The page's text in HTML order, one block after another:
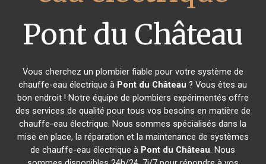
Pont du Château
Vous cherchez un plombier fiable pour votre système de
chauffe-eau électrique à Pont du Château ? Vous êtes au
bon endroit ! Notre équipe de plombiers expérimentés offre
des services de qualité pour tous vos besoins en matière de
chauffe-eau électrique. Nous sommes spécialisés dans la
mise en place, la réparation et la maintenance de systèmes
de chauffe-eau électrique à Pont du Château. Nous